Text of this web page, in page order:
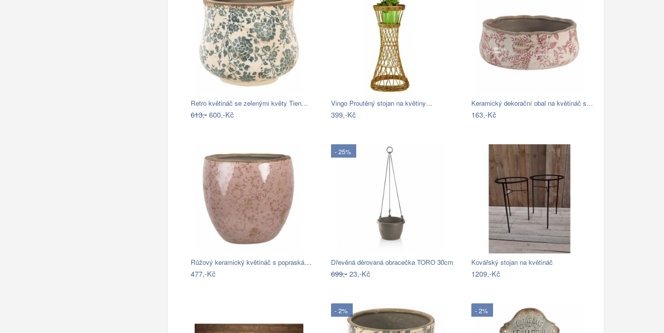
Retro květináč se zelenými květy Tien…
613,-600,-Kč
Vingo Proutěný stojan na květiny…
399,-Kč
Keramický dekorační obal na květináč s…
163,-Kč
Růžový keramický květináč s popraskáním…
477,-Kč
- 25%
Dřevěná děrovaná obracečka TORO 30cm
699,-23,-Kč
Kovářský stojan na květináč
1209,-Kč
- 2% - 2%